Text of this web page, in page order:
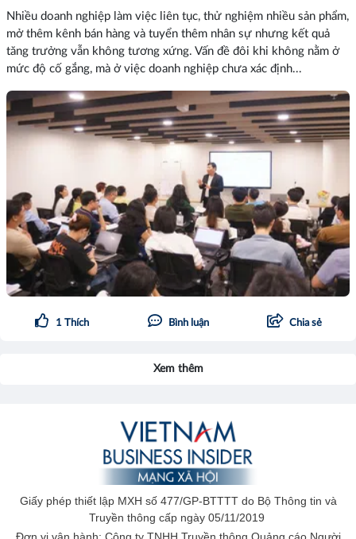
Nhiều doanh nghiệp làm việc liên tục, thử nghiệm nhiều sản phẩm,
mở thêm kênh bán hàng và tuyển thêm nhân sự nhưng kết quả
tăng trưởng vẫn không tương xứng. Vấn đề đôi khi không nằm ở
mức độ cố gắng, mà ở việc doanh nghiệp chưa xác định...
1 Thích Bình luận Chia sẻ
Xem thêm
Giấy phép thiết lập MXH số 477/GP-BTTTT do Bộ Thông tin và
Truyền thông cấp ngày 05/11/2019